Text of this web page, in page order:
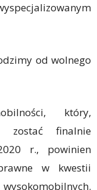
od wolnego
który,
zostać finalnie
r., powinien
w kwestii